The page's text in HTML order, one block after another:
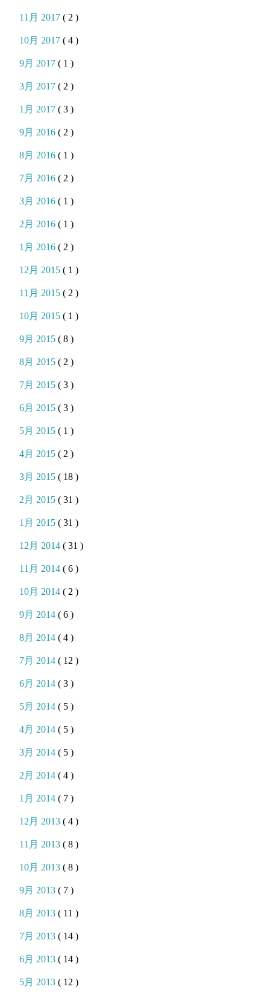
11月 2017( 2 )
10月 2017( 4 )
9月 2017( 1 )
3月 2017( 2 )
1月 2017( 3 )
9月 2016( 2 )
8月 2016( 1 )
7月 2016( 2 )
3月 2016( 1 )
2月 2016( 1 )
1月 2016( 2 )
12月 2015( 1 )
11月 2015( 2 )
10月 2015( 1 )
9月 2015( 8 )
8月 2015( 2 )
7月 2015( 3 )
6月 2015( 3 )
5月 2015( 1 )
4月 2015( 2 )
3月 2015( 18 )
2月 2015( 31 )
1月 2015( 31 )
12月 2014( 31 )
11月 2014( 6 )
10月 2014( 2 )
9月 2014( 6 )
8月 2014( 4 )
7月 2014( 12 )
6月 2014( 3 )
5月 2014( 5 )
4月 2014( 5 )
3月 2014( 5 )
2月 2014( 4 )
1月 2014( 7 )
12月 2013( 4 )
11月 2013( 8 )
10月 2013( 8 )
9月 2013( 7 )
8月 2013( 11 )
7月 2013( 14 )
6月 2013( 14 )
5月 2013( 12 )